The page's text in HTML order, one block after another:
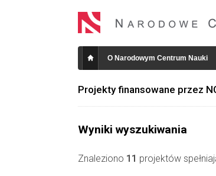
O Narodowym Centrum Nauki
Projekty finansowane przez
Wyniki wyszukiwania
Znaleziono 11 projektów